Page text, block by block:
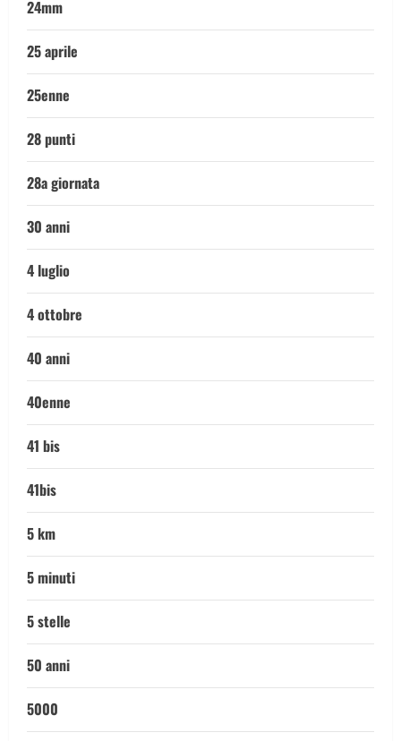
24mm
25 aprile
25enne
28 punti
28a giornata
30 anni
4 luglio
4 ottobre
40 anni
40enne
41 bis
41bis
5 km
5 minuti
5 stelle
50 anni
5000